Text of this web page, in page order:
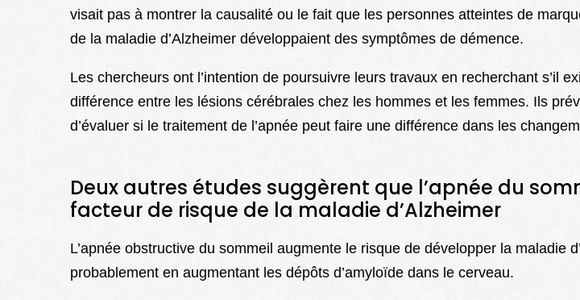
visait pas à montrer la causalité ou le fait que les personnes atteintes de
de la maladie d’Alzheimer développaient des symptômes de démence.
Les chercheurs ont l’intention de poursuivre leurs travaux en recherchant s’il
différence entre les lésions cérébrales chez les hommes et les femmes. Ils
d’évaluer si le traitement de l’apnée peut faire une différence dans les
Deux autres études suggèrent que l’apnée du
facteur de risque de la maladie d’Alzheimer
L’apnée obstructive du sommeil augmente le risque de développer la maladie
probablement en augmentant les dépôts d’amyloïde dans le cerveau.